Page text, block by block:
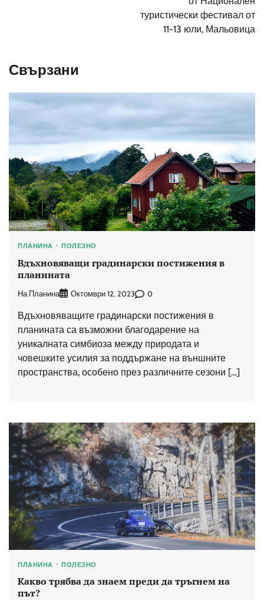
туристически фестивал от
11-13 юли, Мальовица
Свързани
ПЛАНИНА ПОЛЕЗНО
Вдъхновяващи градинарски постижения в
планината
На Планина Октомври 12, 2023 0
Вдъхновяващите градинарски постижения в
планината са възможни благодарение на
уникалната симбиоза между природата и
човешките усилия за поддържане на външните
пространства, особено през различните сезони […]
ПЛАНИНА ПОЛЕЗНО
Какво трябва да знаем преди да тръгнем на
път?